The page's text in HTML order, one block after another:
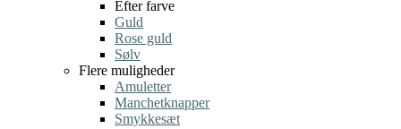
Efter farve
Guld
Rose guld
Sølv
Flere muligheder
Amuletter
Manchetknapper
Smykkesæt